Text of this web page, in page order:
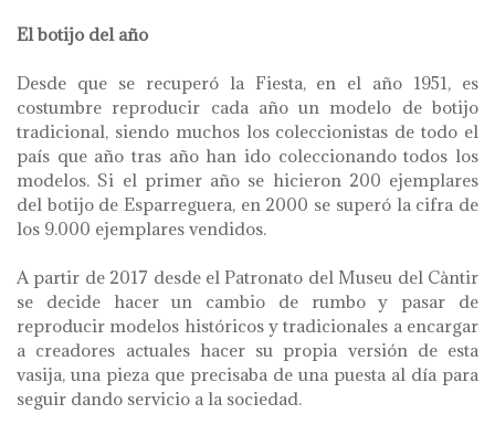
El botijo del año
Desde que se recuperó la Fiesta, en el año 1951, es
costumbre reproducir cada año un modelo de botijo
tradicional, siendo muchos los coleccionistas de todo el
país que año tras año han ido coleccionando todos los
modelos. Si el primer año se hicieron 200 ejemplares
del botijo ​​de Esparreguera, en 2000 se superó la cifra de
los 9.000 ejemplares vendidos.
A partir de 2017 desde el Patronato del Museu del Càntir
se decide hacer un cambio de rumbo y pasar de
reproducir modelos históricos y tradicionales a encargar
a creadores actuales hacer su propia versión de esta
vasija, una pieza que precisaba de una puesta al día para
seguir dando servicio a la sociedad.